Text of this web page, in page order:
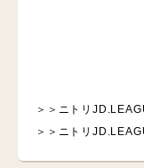
＞＞ ニトリ
＞＞ ニトリ